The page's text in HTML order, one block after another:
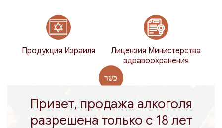
Продукция Израиля
Лицензия Министерства
здравоохранения
Кошерно для Песаха и круглый год
Привет, продажа алкоголя
разрешена только с 18 лет